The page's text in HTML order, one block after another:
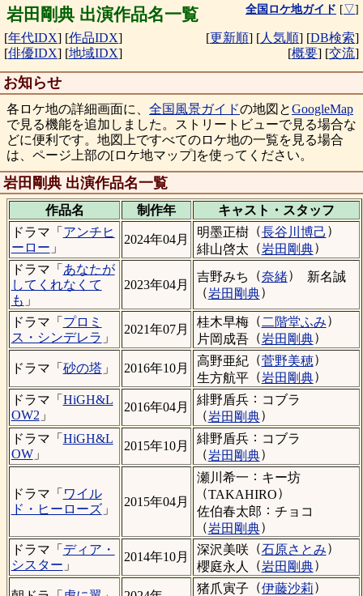
岩田剛典 出演作品名一覧 全国ロケ地ガイド [▽]
[年代IDX] [作品IDX]
[俳優IDX] [地域IDX]
[更新順] [人気順] [DB検索]
[概要] [交流]
お知らせ
各ロケ地の詳細画面に、 全国風景ガイドの地図とGoogleMap
で見る機能を追加しました。ストリートビューで見る場合な
どに便利です。地図上ですべてのロケ地の一覧を見る場合
は、ページ上部の[ロケ地マップ]を使ってください。
岩田剛典 出演作品名一覧
作品名 制作年 キャスト・ スタッフ
ドラマ「 アンチヒ
ーロー 」
2024年04月
明墨正樹（長谷川博己 ）
緋山啓太 （岩田剛典）
ドラマ「 あなたが
してくれなくて
も 」
2023年04月
吉野みち （奈緒）
新名誠
（岩田剛典）
ドラマ「 プロミ
ス・シンデレラ 」
2021年07月
桂木早梅（ 二階堂ふみ）
片岡成吾（岩田剛典）
ドラマ「 砂の塔」 2016年10月
高野亜紀 （菅野美穂）
生方航平（岩田剛典）
ドラマ「 HiGH&L
OW2 」
2016年04月
緋野盾兵： コブラ
（岩田剛典）
ドラマ「 HiGH&L
OW」
2015年10月
緋野盾兵： コブラ
（岩田剛典）
ドラマ「 ワイル
ド・ヒーローズ」
2015年04月
瀬川希一 ： キー坊
（TAKAHIRO）
佐伯春太郎 ： チョコ
（岩田剛典）
ドラマ「 ディア・
シスター 」
2014年10月
深沢美咲（石原さとみ）
櫻庭永人
（岩田剛典）
猪爪寅子 （伊藤沙莉）